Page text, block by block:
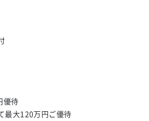
優待
最大120万円ご優待